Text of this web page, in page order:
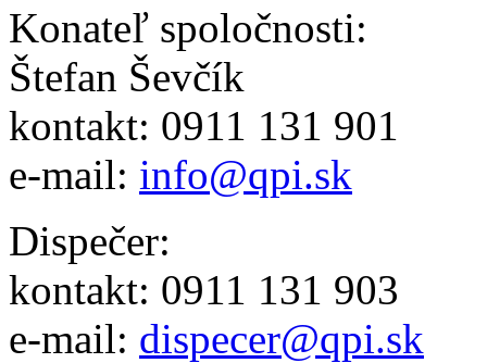
Konateľ spoločnosti:
Štefan Ševčík
kontakt: 0911 131 901
e-mail: info@qpi.sk
Dispečer:
kontakt: 0911 131 903
e-mail: dispecer@qpi.sk